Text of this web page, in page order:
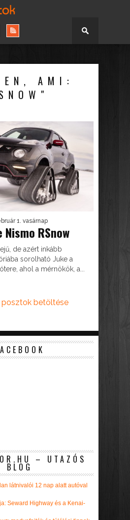
AMI:
1. vasárnap
Nismo RSnow
de azért inkább
sorolható Juke a
ahol a mérnökök, a...
posztok betöltése
– UTAZÓS
BLOG
látnivalói 12 nap alatt autóval
Seward Highway és a Kenai-